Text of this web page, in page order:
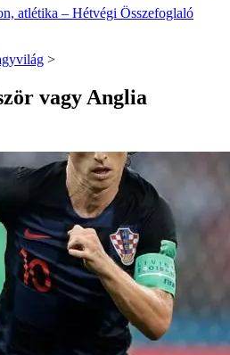
atlétika – Hétvégi Összefoglaló
>
vagy Anglia